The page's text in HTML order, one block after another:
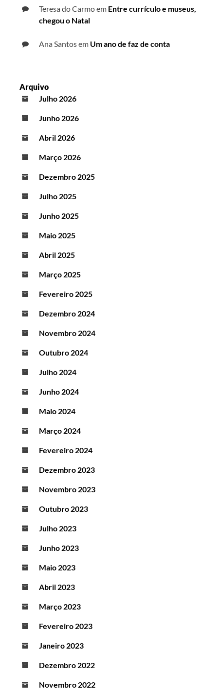
Teresa do Carmoem Entre currículo e museus,
chegou o Natal
Ana Santosem Um ano de faz de conta
Arquivo
Julho 2026
Junho 2026
Abril 2026
Março 2026
Dezembro 2025
Julho 2025
Junho 2025
Maio 2025
Abril 2025
Março 2025
Fevereiro 2025
Dezembro 2024
Novembro 2024
Outubro 2024
Julho 2024
Junho 2024
Maio 2024
Março 2024
Fevereiro 2024
Dezembro 2023
Novembro 2023
Outubro 2023
Julho 2023
Junho 2023
Maio 2023
Abril 2023
Março 2023
Fevereiro 2023
Janeiro 2023
Dezembro 2022
Novembro 2022